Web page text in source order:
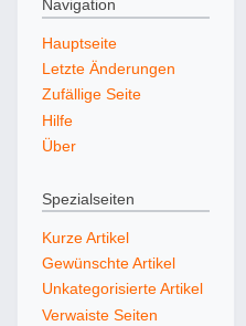
Navigation
Hauptseite
Letzte Änderungen
Zufällige Seite
Hilfe
Über
Spezialseiten
Kurze Artikel
Gewünschte Artikel
Unkategorisierte Artikel
Verwaiste Seiten